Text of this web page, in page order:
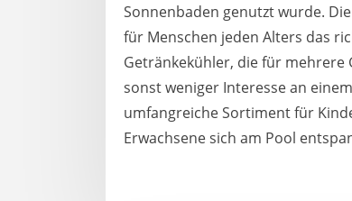
Sonnenbaden genutzt wurde.
für Menschen jeden Alters das
Getränkekühler, die für mehrere
sonst weniger Interesse an
umfangreiche Sortiment für
Erwachsene sich am Pool